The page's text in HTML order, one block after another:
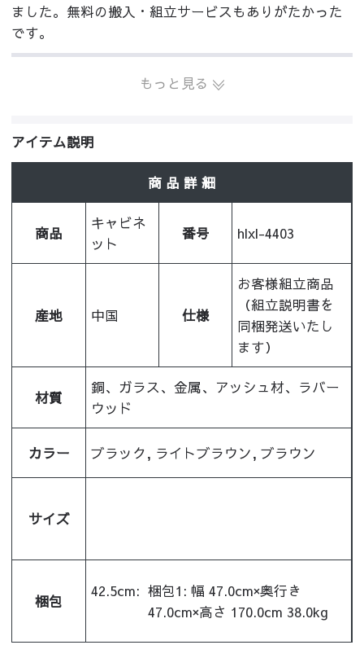
ました。無料の搬入・組立サービスもありがたかった
です。
もっと見る
アイテム説明
商 品 詳 細
商品
キャビネ
ット
番号 hlxl-4403
産地 中国 仕様
お客様組立商品
（組立説明書を
同梱発送いたし
ます）
材質
銅、ガラス、金属、アッシュ材、ラバー
ウッド
カラー ブラック, ライトブラウン, ブラウン
サイズ
梱包
42.5cm: 梱包1: 幅 47.0cm×奥行き
47.0cm×高さ 170.0cm 38.0kg